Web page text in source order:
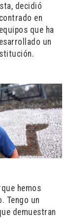
decidió
en
que ha
un
hemos
Tengo un
demuestran